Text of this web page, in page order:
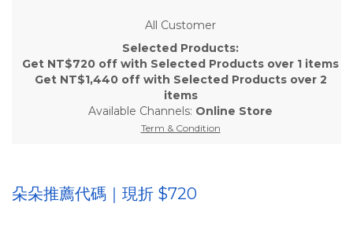
All Customer
Selected Products:
Get NT$720 off with Selected Products over 1 items
Get NT$1,440 off with Selected Products over 2
items
Available Channels: Online Store
Term & Condition
朵朵推薦代碼｜現折 $720